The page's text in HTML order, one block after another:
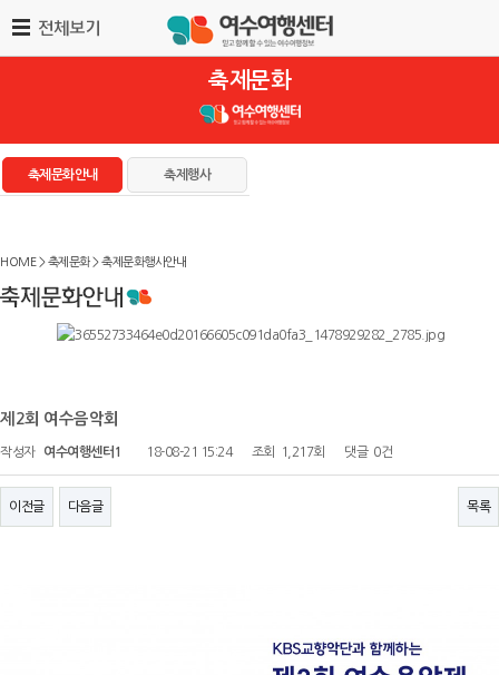
축제문화
축제문화안내 축제행사
HOME > 축제문화 > 축제문화행사안내
제2회 여수음악회
작성자 여수여행센터1 18-08-21 15:24 조회 1,217회 댓글 0건
이전글 다음글 목록